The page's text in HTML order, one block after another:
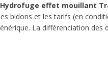
Hydrofuge effet mouillant
bidons et les tarifs (en
La différenciation